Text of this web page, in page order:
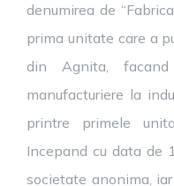
denumirea de
prima unitate care a
din Agnita,
manufacturiere la
printre primele
Incepand cu data de
societate anonima,